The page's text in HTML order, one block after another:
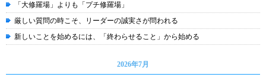
「大修羅場」よりも「プチ修羅場」
厳しい質問の時こそ、リーダーの誠実さが問われる
新しいことを始めるには、「終わらせること」から始める
2026年7月